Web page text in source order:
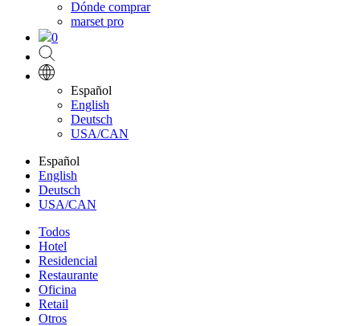
Dónde comprar
marset pro
0
Español
English
Deutsch
USA/CAN
Español
English
Deutsch
USA/CAN
Todos
Hotel
Residencial
Restaurante
Oficina
Retail
Otros